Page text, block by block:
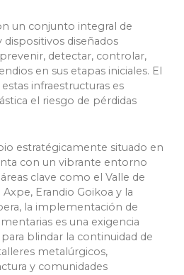
un conjunto integral de
diseñados
detectar, controlar,
en sus etapas iniciales. El
infraestructuras es
el riesgo de pérdidas
estratégicamente situado en
con un vibrante entorno
clave como el Valle de
Erandio Goikoa y la
la implementación de
es una exigencia
blindar la continuidad de
metalúrgicos,
y comunidades